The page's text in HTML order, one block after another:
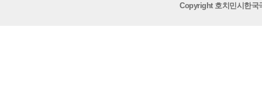
Copyright 호치민시한국